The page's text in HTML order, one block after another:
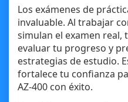
Los exámenes de
invaluable. Al trabajar
simulan el examen
evaluar tu progreso y
estrategias de estudio.
fortalece tu confianza
AZ-400 con éxito.